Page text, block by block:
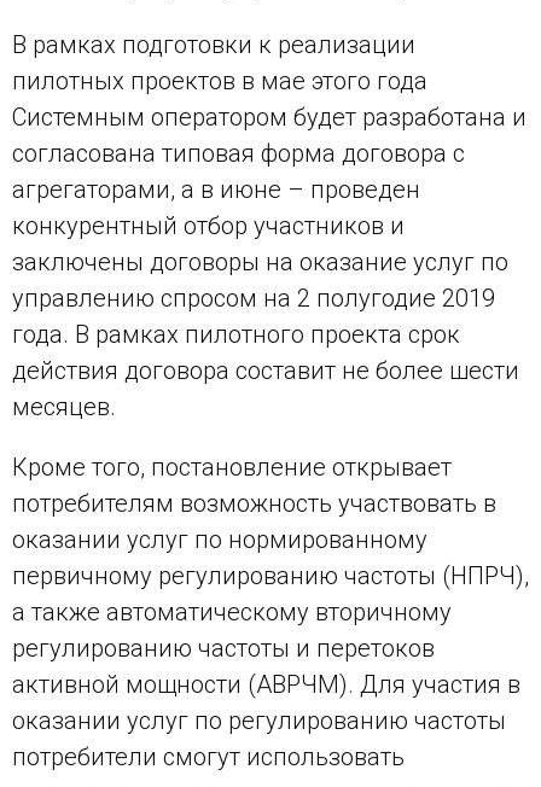
В рамках подготовки к реализации
пилотных проектов в мае этого года
Системным оператором будет разработана и
согласована типовая форма договора с
агрегаторами, а в июне – проведен
конкурентный отбор участников и
заключены договоры на оказание услуг по
управлению спросом на 2 полугодие 2019
года. В рамках пилотного проекта срок
действия договора составит не более шести
месяцев.
Кроме того, постановление открывает
потребителям возможность участвовать в
оказании услуг по нормированному
первичному регулированию частоты (НПРЧ),
а также автоматическому вторичному
регулированию частоты и перетоков
активной мощности (АВРЧМ). Для участия в
оказании услуг по регулированию частоты
потребители смогут использовать